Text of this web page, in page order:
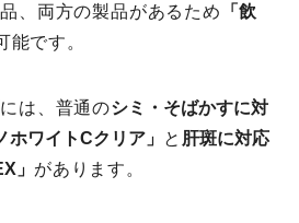
、両方の製品があるため
「飲
能です。
は、普通のシミ・そばかすに対
ワイトCクリア」 と 肝斑に対応
」 があります。